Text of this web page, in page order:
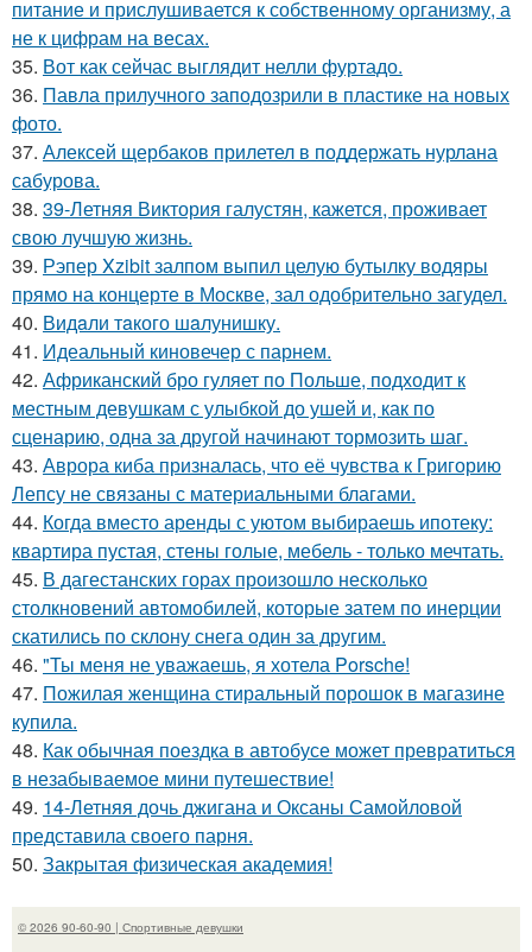
питание и прислушивается к собственному организму, а
не к цифрам на весах.
35. Вот как сейчас выглядит нелли фуртадо.
36. Павла прилучного заподозрили в пластике на новых
фото.
37. Алексей щербаков прилетел в поддержать нурлана
сабурова.
38. 39-Летняя Виктория галустян, кажется, проживает
свою лучшую жизнь.
39. Рэпер Xzibit залпом выпил целую бутылку водяры
прямо на концерте в Москве, зал одобрительно загудел.
40. Видaли тaкого шaлунишку.
41. Идеальный киновечер с парнем.
42. Африканский бро гуляет по Польше, подходит к
местным девушкам с улыбкой до ушей и, как по
сценарию, одна за другой начинают тормозить шаг.
43. Аврора киба призналась, что её чувства к Григорию
Лепсу не связаны с материальными благами.
44. Когда вместо аренды с уютом выбираешь ипотеку:
квартира пустая, стены голые, мебель - только мечтать.
45. В дагестанских горах произошло несколько
столкновений автомобилей, которые затем по инерции
скатились по склону снега один за другим.
46. "Ты меня не уважаешь, я хотела Porsche!
47. Пожилая женщина стиральный порошок в магазине
купила.
48. Как обычная поездка в автобусе может превратиться
в незабываемое мини путешествие!
49. 14-Летняя дочь джигана и Оксаны Самойловой
представила своего парня.
50. Закрытая физическая академия!
© 2026 90-60-90 | Спортивные девушки